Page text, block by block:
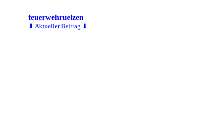
feuerwehruelzen
⬇ Aktueller Beitrag ⬇